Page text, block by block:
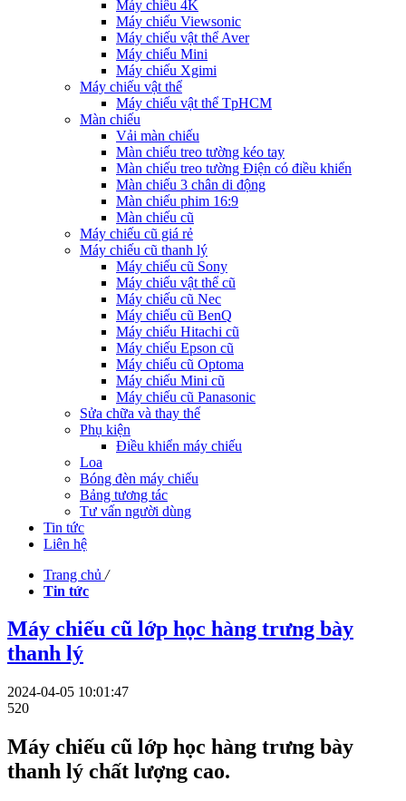
Máy chiếu 4K
Máy chiếu Viewsonic
Máy chiếu vật thể Aver
Máy chiếu Mini
Máy chiếu Xgimi
Máy chiếu vật thể
Máy chiếu vật thể TpHCM
Màn chiếu
Vải màn chiếu
Màn chiếu treo tường kéo tay
Màn chiếu treo tường Điện có điều khiển
Màn chiếu 3 chân di động
Màn chiếu phim 16:9
Màn chiếu cũ
Máy chiếu cũ giá rẻ
Máy chiếu cũ thanh lý
Máy chiếu cũ Sony
Máy chiếu vật thể cũ
Máy chiếu cũ Nec
Máy chiếu cũ BenQ
Máy chiếu Hitachi cũ
Máy chiếu Epson cũ
Máy chiếu cũ Optoma
Máy chiếu Mini cũ
Máy chiếu cũ Panasonic
Sửa chữa và thay thế
Phụ kiện
Điều khiển máy chiếu
Loa
Bóng đèn máy chiếu
Bảng tương tác
Tư vấn người dùng
Tin tức
Liên hệ
Trang chủ /
Tin tức
Máy chiếu cũ lớp học hàng trưng bày
thanh lý
2024-04-05 10:01:47
520
Máy chiếu cũ lớp học hàng trưng bày
thanh lý chất lượng cao.